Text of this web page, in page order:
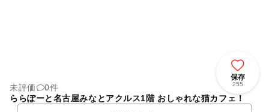
保存
255
未評価
0件
ららぽーと名古屋みなとアクルス1階 おしゃれな猫カフェ！